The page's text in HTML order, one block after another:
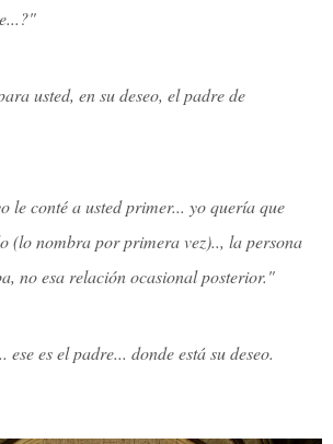
usted, en su deseo, el padre de
le conté a usted primer... yo quería que
(lo nombra por primera vez).., la persona
no esa relación ocasional posterior."
ese es el padre... donde está su deseo.